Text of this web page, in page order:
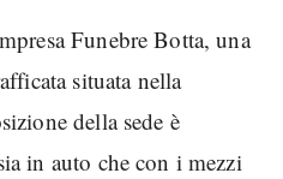
Funebre Botta, una
situata nella
della sede è
in auto che con i mezzi